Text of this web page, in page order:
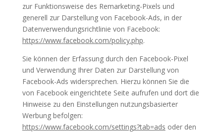
zur Funktionsweise des Remarketing-Pixels und
generell zur Darstellung von Facebook-Ads, in der
Datenverwendungsrichtlinie von Facebook:
https://www.facebook.com/policy.php.
Sie können der Erfassung durch den Facebook-Pixel
und Verwendung Ihrer Daten zur Darstellung von
Facebook-Ads widersprechen. Hierzu können Sie die
von Facebook eingerichtete Seite aufrufen und dort die
Hinweise zu den Einstellungen nutzungsbasierter
Werbung befolgen:
https://www.facebook.com/settings?tab=ads oder den